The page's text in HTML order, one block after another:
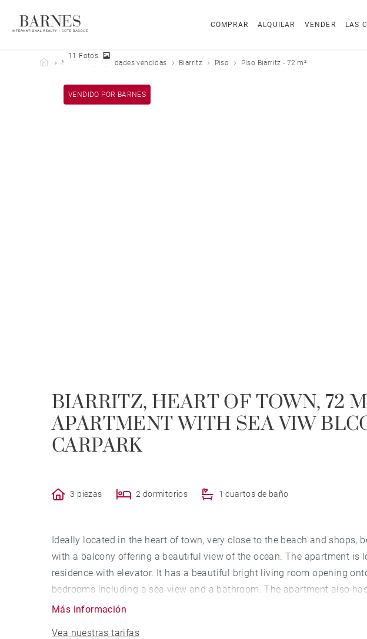
COMPRAR ALQUILAR VENDER LAS
Barnes Côte Basque
Nuestras propiedades vendidas Biarritz Piso Piso Biarritz - 72 m²
VENDIDO POR BARNES
11 Fotos
BIARRITZ, HEART OF TOWN, 72
APARTMENT WITH SEA VIW
CARPARK
3 piezas 2 dormitorios 1 cuartos de baño
Ideally located in the heart of town, very close to the beach and shops,
with a balcony offering a beautiful view of the ocean. The apartment is
residence with elevator. It has a beautiful bright living room opening
bedrooms including a sea view and a bathroom. The apartment also
Más información
Vea nuestras tarifas